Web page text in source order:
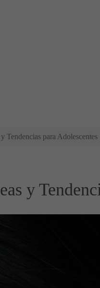
Tendencias para Adolescentes
y